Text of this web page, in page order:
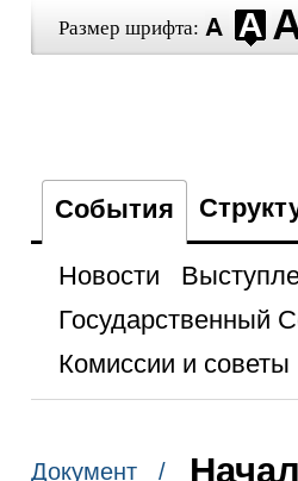
Размер шрифта:
События
Новости
Государственный
Комиссии и советы
Документ /